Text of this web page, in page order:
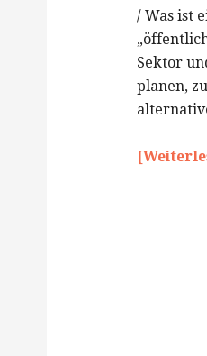
/ Was ist
Sektor
planen,